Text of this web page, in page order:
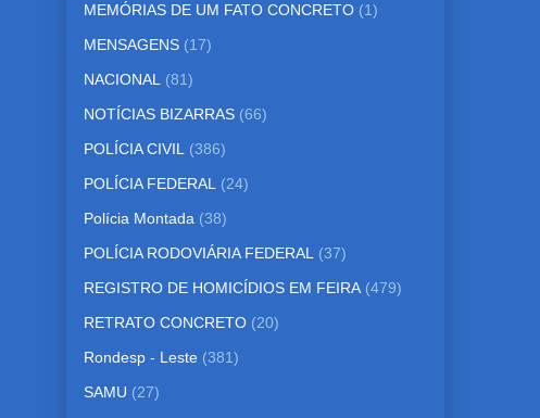
MEMÓRIAS DE UM FATO CONCRETO (1)
MENSAGENS (17)
NACIONAL (81)
NOTÍCIAS BIZARRAS (66)
POLÍCIA CIVIL (386)
POLÍCIA FEDERAL (24)
Polícia Montada (38)
POLÍCIA RODOVIÁRIA FEDERAL (37)
REGISTRO DE HOMICÍDIOS EM FEIRA (479)
RETRATO CONCRETO (20)
Rondesp - Leste (381)
SAMU (27)